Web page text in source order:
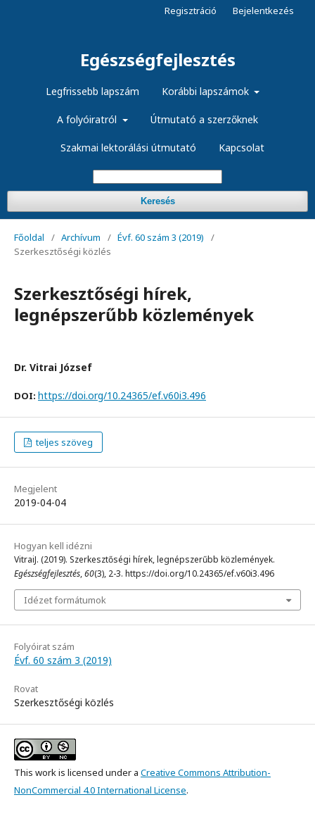
Egészségfejlesztés
Legfrissebb lapszám Korábbi lapszámok
A folyóiratról Útmutató a szerzőknek
Szakmai lektorálási útmutató Kapcsolat
Keresés
Regisztráció Bejelentkezés
Főoldal / Archívum / Évf. 60 szám 3 (2019)
/
Szerkesztőségi közlés
Szerkesztőségi hírek,
legnépszerűbb közlemények
Dr. Vitrai József
DOI: https://doi.org/10.24365/ef.v60i3.496
teljes szöveg
Megjelent
2019-04-04
Hogyan kell idézni
VitraiJ. (2019). Szerkesztőségi hírek, legnépszerűbb közlemények.
Egészségfejlesztés,60(3), 2-3. https://doi.org/10.24365/ef.v60i3.496
Idézet formátumok
Folyóirat szám
Évf. 60 szám 3 (2019)
Rovat
Szerkesztőségi közlés
This work is licensed under a Creative Commons Attribution-
NonCommercial 4.0 International License.